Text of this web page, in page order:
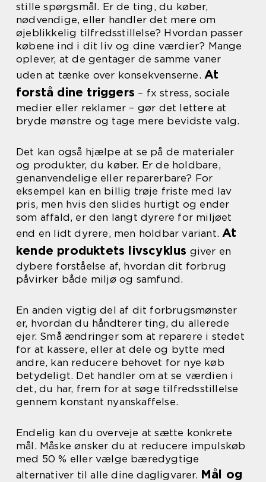
stille spørgsmål. Er de ting, du køber,
nødvendige, eller handler det mere om
øjeblikkelig tilfredsstillelse? Hvordan passer
købene ind i dit liv og dine værdier? Mange
oplever, at de gentager de samme vaner
uden at tænke over konsekvenserne.At
forstå dine triggers – fx stress, sociale
medier eller reklamer – gør det lettere at
bryde mønstre og tage mere bevidste valg.
Det kan også hjælpe at se på de materialer
og produkter, du køber. Er de holdbare,
genanvendelige eller reparerbare? For
eksempel kan en billig trøje friste med lav
pris, men hvis den slides hurtigt og ender
som affald, er den langt dyrere for miljøet
end en lidt dyrere, men holdbar variant.At
kende produktets livscyklus giver en
dybere forståelse af, hvordan dit forbrug
påvirker både miljø og samfund.
En anden vigtig del af dit forbrugsmønster
er, hvordan du håndterer ting, du allerede
ejer. Små ændringer som at reparere i stedet
for at kassere, eller at dele og bytte med
andre, kan reducere behovet for nye køb
betydeligt. Det handler om at se værdien i
det, du har, frem for at søge tilfredsstillelse
gennem konstant nyanskaffelse.
Endelig kan du overveje at sætte konkrete
mål. Måske ønsker du at reducere impulskøb
med 50 % eller vælge bæredygtige
alternativer til alle dine dagligvarer. Mål og